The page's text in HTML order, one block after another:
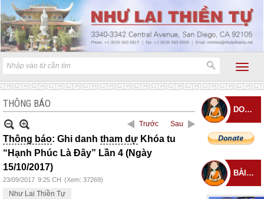
THÔNG BÁO
Trước Sau
Thông báo: Ghi danh tham dự Khóa tu
“Hạnh Phúc Là Đây” Lần 4 (Ngày
15/10/2017)
23/09/2017 9:25 CH (Xem: 37269)
Như Lai Thiền Tự
DONATE
BÀI ĐĂNG MỚI